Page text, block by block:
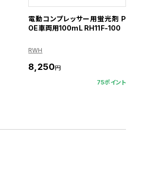
電動コンプレッサー用蛍光剤 P
OE車両用100mL RH11F-100
RWH
8,250円
75ポイント